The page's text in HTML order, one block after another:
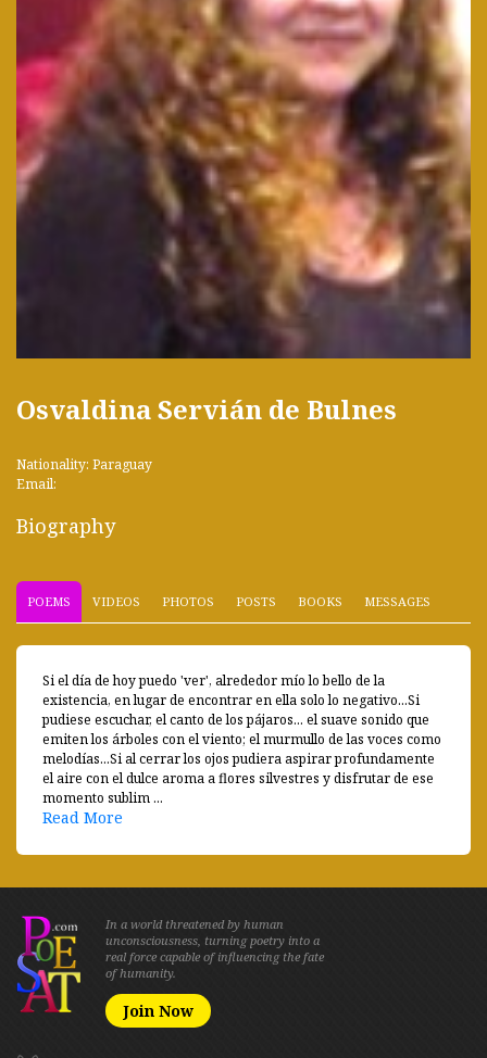
Osvaldina Servián de Bulnes
Nationality: Paraguay
Email:
Biography
POEMS VIDEOS PHOTOS POSTS BOOKS MESSAGES
Si el día de hoy puedo 'ver', alrededor mío lo bello de la
existencia, en lugar de encontrar en ella solo lo negativo...Si
pudiese escuchar, el canto de los pájaros... el suave sonido que
emiten los árboles con el viento; el murmullo de las voces como
melodías...Si al cerrar los ojos pudiera aspirar profundamente
el aire con el dulce aroma a flores silvestres y disfrutar de ese
momento sublim ...
Read More
In a world threatened by human
unconsciousness, turning poetry into a
real force capable of influencing the fate
of humanity.
Join Now